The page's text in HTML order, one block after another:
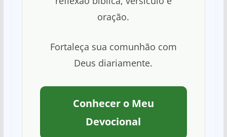
oração.
Fortaleça sua comunhão com
Deus diariamente.
Conhecer o Meu
Devocional